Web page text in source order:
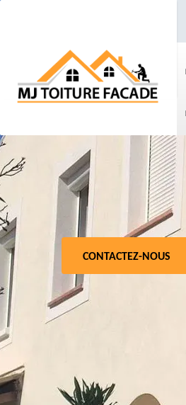
CONTACTEZ-NOUS